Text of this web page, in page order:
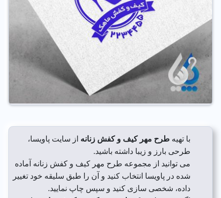
با تهیهطرح مهر کیف و کفش زنانه از سایت پاویسا،
طرحی بارز و زیبا داشته باشید.
می توانید از مجموعه طرح مهر کیف و کفش زنانه آماده
شده در پاویسا انتخاب کنید و آن را طبق سلیقه خود تغییر
داده، شخصی سازی کنید و سپس چاپ نمایید.